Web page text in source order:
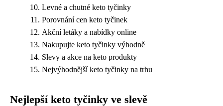
Levné a chutné keto tyčinky
Porovnání cen keto tyčinek
Akční letáky a nabídky online
Nakupujte keto tyčinky výhodně
Slevy a akce na keto produkty
Nejvýhodnější keto tyčinky na trhu
Nejlepší keto tyčinky ve slevě